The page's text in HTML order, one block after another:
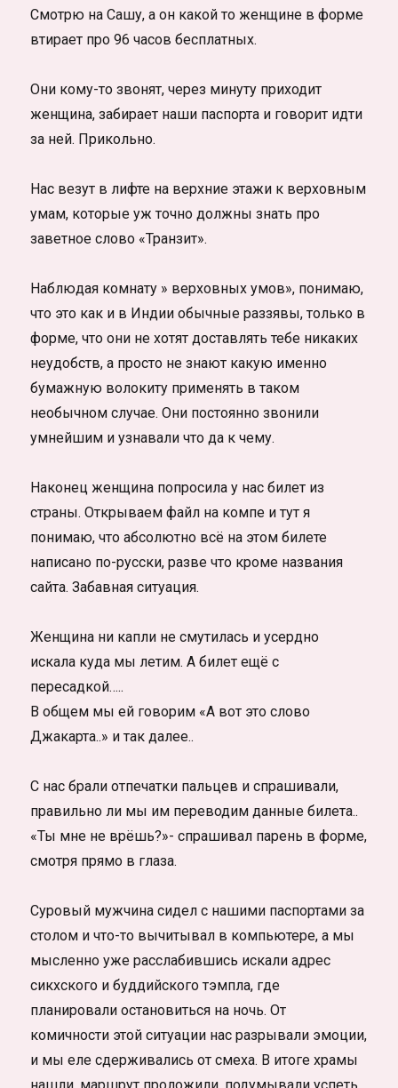
Смотрю на Сашу, а он какой то женщине в форме
втирает про 96 часов бесплатных.
Они кому-то звонят, через минуту приходит
женщина, забирает наши паспорта и говорит идти
за ней. Прикольно.
Нас везут в лифте на верхние этажи к верховным
умам, которые уж точно должны знать про
заветное слово «Транзит».
Наблюдая комнату » верховных умов», понимаю,
что это как и в Индии обычные раззявы, только в
форме, что они не хотят доставлять тебе никаких
неудобств, а просто не знают какую именно
бумажную волокиту применять в таком
необычном случае. Они постоянно звонили
умнейшим и узнавали что да к чему.
Наконец женщина попросила у нас билет из
страны. Открываем файл на компе и тут я
понимаю, что абсолютно всё на этом билете
написано по-русски, разве что кроме названия
сайта. Забавная ситуация.
Женщина ни капли не смутилась и усердно
искала куда мы летим. А билет ещё с
пересадкой…..
В общем мы ей говорим «А вот это слово
Джакарта..» и так далее..
С нас брали отпечатки пальцев и спрашивали,
правильно ли мы им переводим данные билета..
«Ты мне не врёшь?»- спрашивал парень в форме,
смотря прямо в глаза.
Суровый мужчина сидел с нашими паспортами за
столом и что-то вычитывал в компьютере, а мы
мысленно уже расслабившись искали адрес
сикхского и буддийского тэмпла, где
планировали остановиться на ночь. От
комичности этой ситуации нас разрывали эмоции,
и мы еле сдерживались от смеха. В итоге храмы